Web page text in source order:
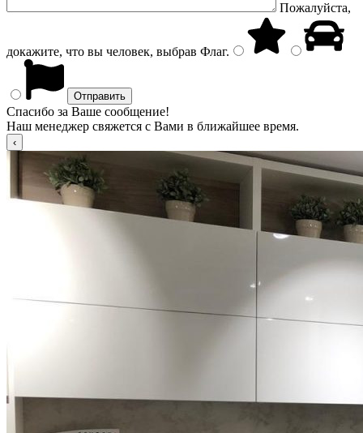
Пожалуйста,
докажите, что вы человек, выбрав Флаг.
Спасибо за Ваше сообщение!
Наш менеджер свяжется с Вами в ближайшее время.